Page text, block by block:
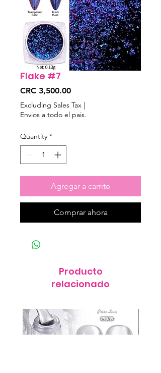
Flake #7
CRC 3,500.00Price
Excluding Sales Tax |
Envios a todo el pais.
Quantity *
Agregar a carrito
Comprar ahora
Producto
relacionado